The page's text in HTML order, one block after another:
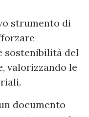
strumento di
del
valorizzando le
documento